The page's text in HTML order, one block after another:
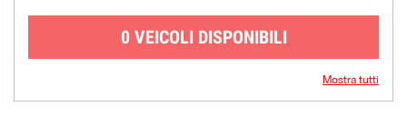
0 VEICOLI DISPONIBILI
Mostra tutti